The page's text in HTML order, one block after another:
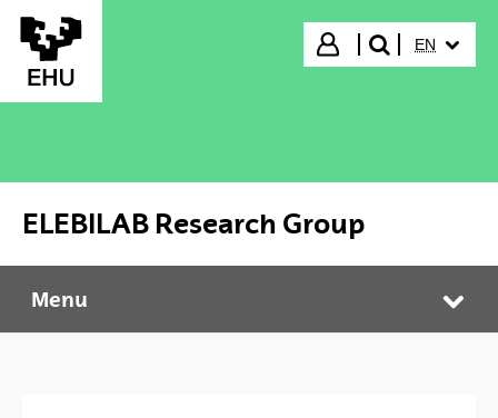
Skip to Main Content
Login
search"
EN
ELEBILAB Research Group
ELEBILAB Research Group
Menu